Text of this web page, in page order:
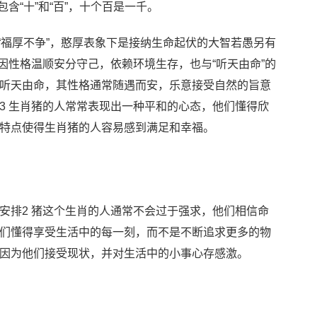
“十”和“百”，十个百是一千。
厚不争”，憨厚表象下是接纳生命起伏的大智若愚另有
格温顺安分守己，依赖环境生存，也与“听天由命”的
天由命，其性格通常随遇而安，乐意接受自然的旨意
生肖猪的人常常表现出一种平和的心态，他们懂得欣
点使得生肖猪的人容易感到满足和幸福。
排2 猪这个生肖的人通常不会过于强求，他们相信命
懂得享受生活中的每一刻，而不是不断追求更多的物
他们接受现状，并对生活中的小事心存感激。